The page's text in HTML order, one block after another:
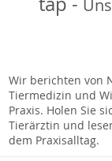
Wir berichten von
Tiermedizin und
Praxis. Holen Sie
Tierärztin und
dem Praxisalltag.